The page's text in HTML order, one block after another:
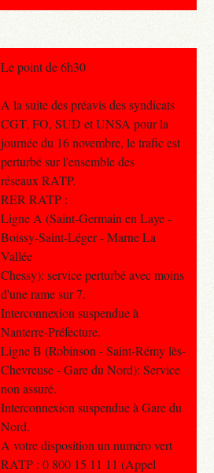
Le point de 6h30
A la suite des préavis des syndicats
CGT, FO, SUD et UNSA pour la
journée du 16 novembre, le trafic est
perturbé sur l'ensemble des
réseaux RATP.
RER RATP :
Ligne A (Saint-Germain en Laye -
Boissy-Saint-Léger - Marne La
Vallée
Chessy): service perturbé avec moins
d'une rame sur 7.
Interconnexion suspendue à
Nanterre-Préfecture.
Ligne B (Robinson - Saint-Rémy lès-
Chevreuse - Gare du Nord): Service
non assuré.
Interconnexion suspendue à Gare du
Nord.
A votre disposition un numéro vert
RATP : 0 800 15 11 11 (Appel